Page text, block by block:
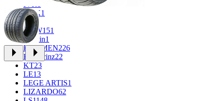
K&K1
K7
2
KDW151
Keskin1
KHOMEN226
Kronprinz22
KT23
LE13
LEGE ARTIS1
LIZARDO62